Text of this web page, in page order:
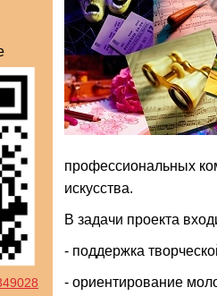
профессиональных
искусства.
В задачи проекта
- поддержка
- ориентирование